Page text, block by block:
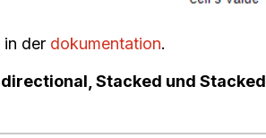
in der dokumentation.
Stacked und Stacked